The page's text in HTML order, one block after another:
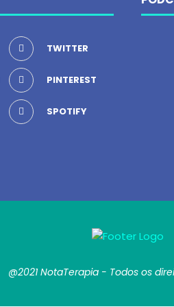
TWITTER
PINTEREST
SPOTIFY
@2021 NotaTerapia - Todos os